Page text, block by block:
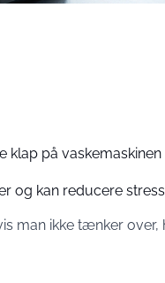
klap på vaskemaskinen
og kan reducere stress
man ikke tænker over,